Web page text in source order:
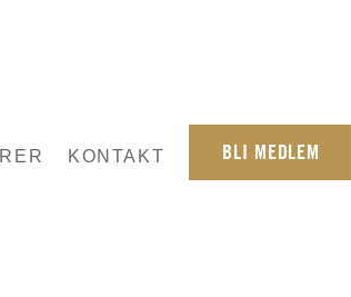
KONTAKT
BLI MEDLEM